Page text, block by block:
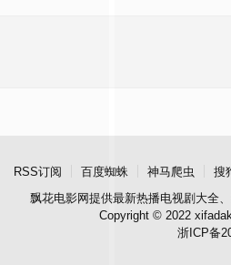
RSS订阅 百度蜘蛛 神马爬虫 搜
飘花电影网提供最新热播电视剧大全
Copyright © 2022
浙ICP备